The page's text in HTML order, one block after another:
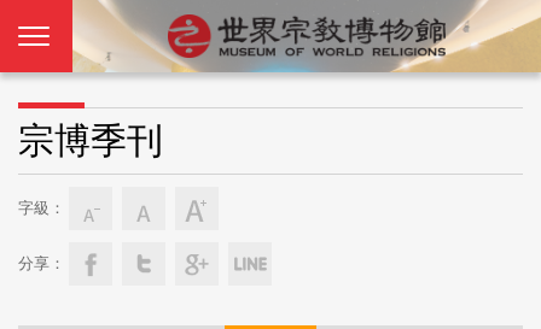
宗博季刊
字級：
分享：